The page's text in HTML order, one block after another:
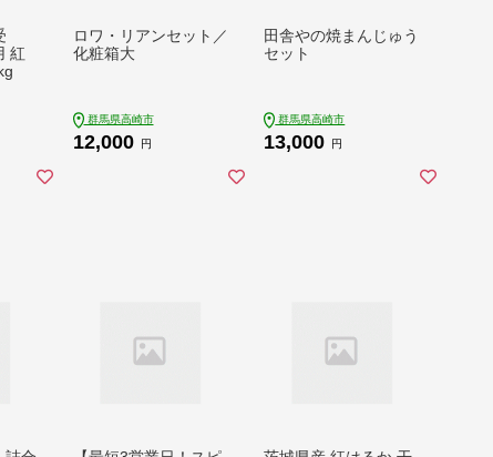
紅
ロワ・リアンセット／
化粧箱大
群馬県高崎市
12,000 円
田舎やの焼まんじゅう
セット
群馬県高崎市
13,000 円